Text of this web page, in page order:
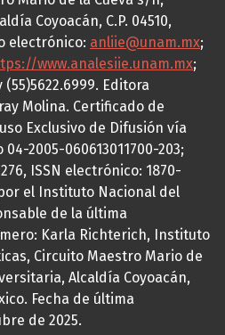
Coyoacán, C.P. 04510,
electrónico: anliie@unam.mx;
www.analesiie.unam.mx;
Editora
Molina. Certificado de
Exclusivo de Difusión vía
2005-060613011700-203;
ISSN electrónico: 1870-
el Instituto Nacional del
de la última
Karla Richterich, Instituto
Circuito Maestro Mario de
Alcaldía Coyoacán,
Fecha de última
de 2025.